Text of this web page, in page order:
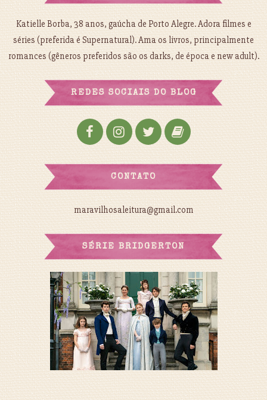
Katielle Borba, 38 anos, gaúcha de Porto Alegre. Adora filmes e
séries (preferida é Supernatural). Ama os livros, principalmente
romances (gêneros preferidos são os darks, de época e new adult).
REDES SOCIAIS DO BLOG
CONTATO
maravilhosaleitura@gmail.com
SÉRIE BRIDGERTON